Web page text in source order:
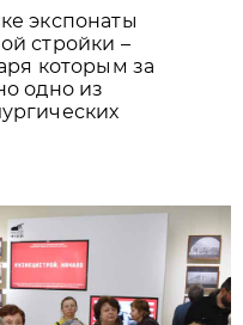
экспонаты
стройки –
которым за
одно из